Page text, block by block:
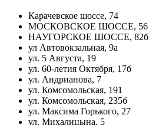
Карачевское шоссе, 74
МОСКОВСКОЕ ШОССЕ, 56
НАУГОРСКОЕ ШОССЕ, 82б
ул Автовокзальная, 9а
ул. 5 Августа, 19
ул. 60-летия Октября, 17б
ул. Андрианова, 7
ул. Комсомольская, 191
ул. Комсомольская, 235б
ул. Максима Горького, 27
ул. Михалицына, 5